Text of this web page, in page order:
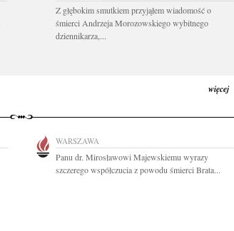
Z głębokim smutkiem przyjąłem wiadomość o
śmierci Andrzeja Morozowskiego wybitnego
dziennikarza,...
więcej
WARSZAWA
Panu dr. Mirosławowi Majewskiemu wyrazy
szczerego współczucia z powodu śmierci Brata...